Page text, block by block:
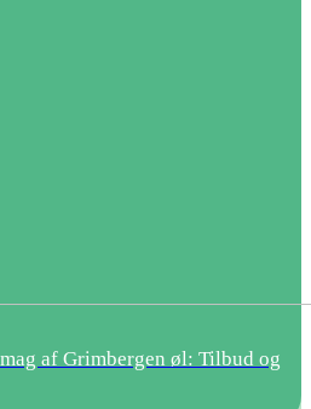
af Grimbergen øl: Tilbud og